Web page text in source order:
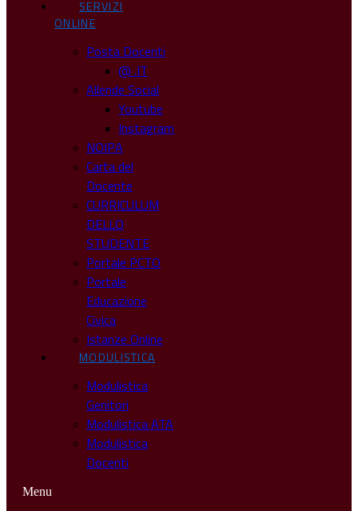
SERVIZI
ONLINE
Posta Docenti
@ .IT
Allende Social
Youtube
Instagram
NOIPA
Carta del
Docente
CURRICULUM
DELLO
STUDENTE
Portale PCTO
Portale
Educazione
Civica
Istanze Online
MODULISTICA
Modulistica
Genitori
Modulistica ATA
Modulistica
Docenti
Menu